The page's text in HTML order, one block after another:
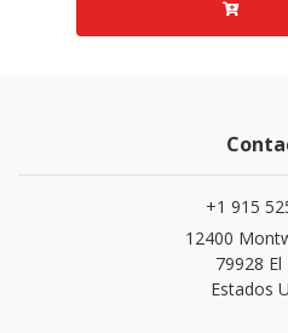
+1 915
12400
79928 El
Estados